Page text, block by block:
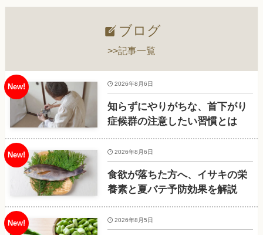
ブログ
>>記事一覧
知らずにやりがちな、首下がり
症候群の注意したい習慣とは
2026年8月6日
食欲が落ちた方へ、イサキの栄
養素と夏バテ予防効果を解説
2026年8月6日
2026年8月5日